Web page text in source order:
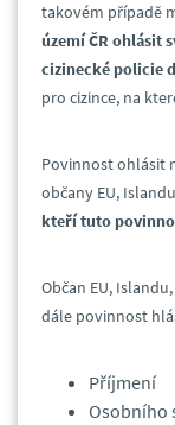
takovém případě
území ČR ohlásit
cizinecké policie
pro cizince, na
Povinnost ohlásit
občany EU,
kteří tuto
Občan EU,
dále povinnost
Příjmení
Osobního